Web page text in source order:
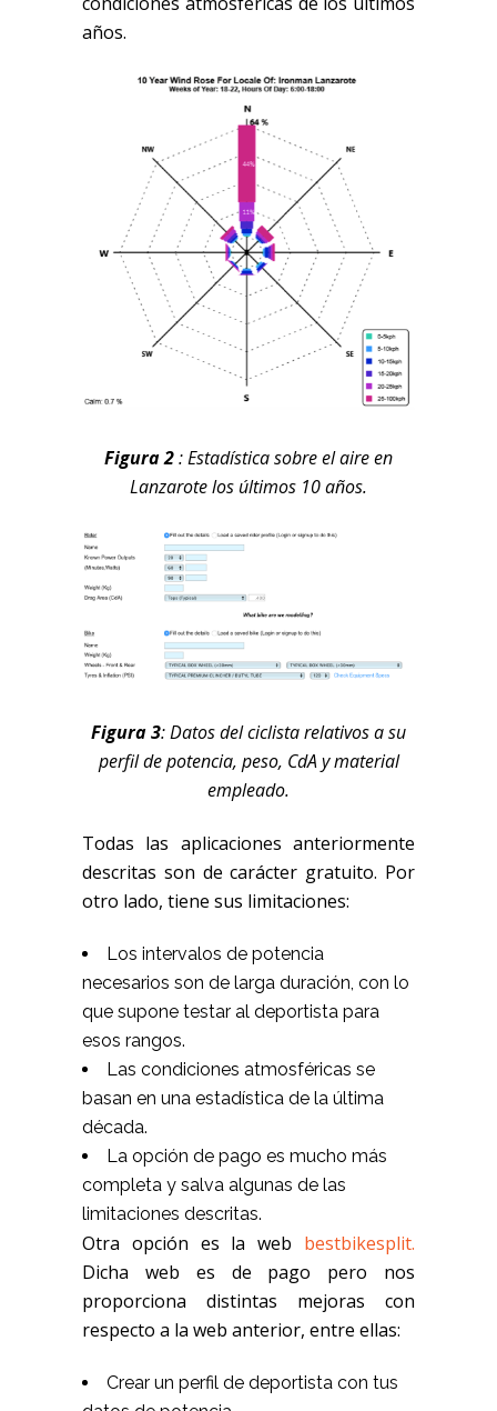
años.
Figura 2: Estadística sobre el aire en
Lanzarote los últimos 10 años.
Figura 3: Datos del ciclista relativos a su
perfil de potencia, peso, CdA y material
empleado.
Todas las aplicaciones anteriormente
descritas son de carácter gratuito. Por
otro lado, tiene sus limitaciones:
Los intervalos de potencia
necesarios son de larga duración, con lo
que supone testar al deportista para
esos rangos.
Las condiciones atmosféricas se
basan en una estadística de la última
década.
La opción de pago es mucho más
completa y salva algunas de las
limitaciones descritas.
Otra opción es la web bestbikesplit.
Dicha web es de pago pero nos
proporciona distintas mejoras con
respecto a la web anterior, entre ellas:
Crear un perfil de deportista con tus